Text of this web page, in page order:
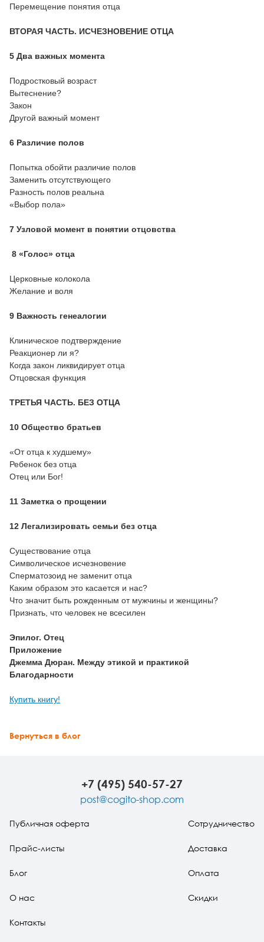
Перемещение понятия отца
ВТОРАЯ ЧАСТЬ. ИСЧЕЗНОВЕНИЕ ОТЦА
5 Два важных момента
Подростковый возраст
Вытеснение?
Закон
Другой важный момент
6 Различие полов
Попытка обойти различие полов
Заменить отсутствующего
Разность полов реальна
«Выбор пола»
7 Узловой момент в понятии отцовства
8 «Голос» отца
Церковные колокола
Желание и воля
9 Важность генеалогии
Клиническое подтверждение
Реакционер ли я?
Когда закон ликвидирует отца
Отцовская функция
ТРЕТЬЯ ЧАСТЬ. БЕЗ ОТЦА
10 Общество братьев
«От отца к худшему»
Ребенок без отца
Отец или Бог!
11 Заметка о прощении
12 Легализировать семьи без отца
Существование отца
Символическое исчезновение
Сперматозоид не заменит отца
Каким образом это касается и нас?
Что значит быть рожденным от мужчины и женщины?
Признать, что человек не всесилен
Эпилог. Отец
Приложение
Джемма Дюран. Между этикой и практикой
Благодарности
Купить книгу!
Вернуться в блог
+7 (495) 540-57-27
post@cogito-shop.com
Публичная оферта
Прайс-листы
Блог
О нас
Контакты
Сотрудничество
Доставка
Оплата
Скидки